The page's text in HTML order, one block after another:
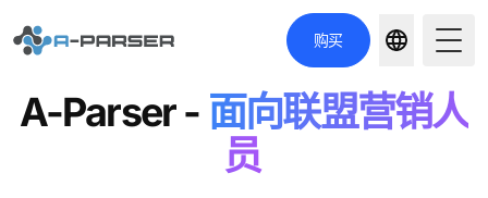
购买
A-Parser- 面向联盟营销人
员